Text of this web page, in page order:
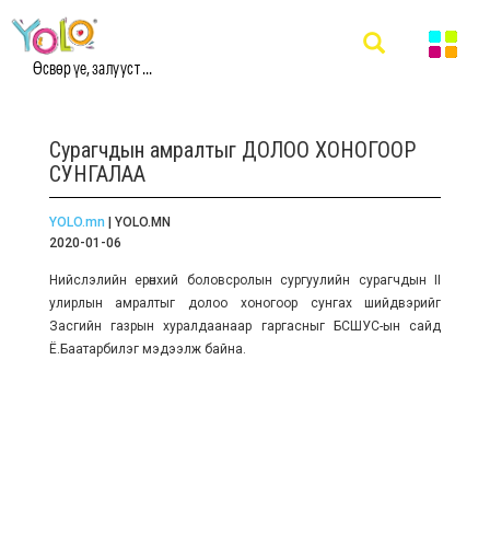
Өсвөр үе, залууст ...
Сурагчдын амралтыг ДОЛОО ХОНОГООР
СУНГАЛАА
YOLO.mn | YOLO.MN
2020-01-06
Нийслэлийн ерөнхий боловсролын сургуулийн сурагчдын II
улирлын амралтыг долоо хоногоор сунгах шийдвэрийг
Засгийн газрын хуралдаанаар гаргасныг БСШУС-ын сайд
Ё.Баатарбилэг мэдээлж байна.